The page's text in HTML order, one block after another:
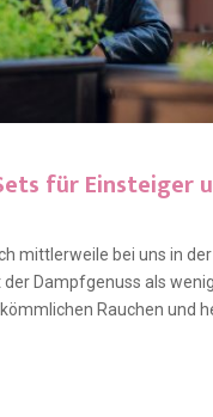
für Einsteiger
mittlerweile bei uns in
Dampfgenuss als
Rauchen und